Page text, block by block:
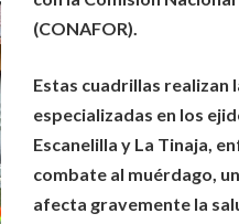
(CONAFOR).
Estas cuadrillas realizan
especializadas en los
Escanelilla y La Tinaja,
combate al muérdago,
afecta gravemente la